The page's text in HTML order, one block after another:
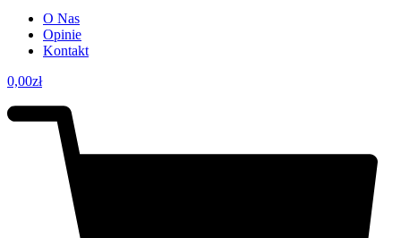
O Nas
Opinie
Kontakt
0,00zł